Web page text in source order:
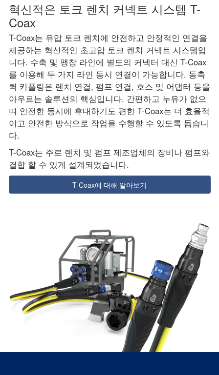
혁신적은 토크 렌치 커넥트 시스템 T-
Coax
T-Coax는 유압 토크 렌치에 안전하고 안정적인 연결을
제공하는 혁신적인 초고압 토크 렌치 커넥트 시스템입
니다. 수축 및 팽창 라인에 별도의 커넥터 대신 T-Coax
를 이용해 두 가지 라인 동시 연결이 가능합니다. 동축
퀵 카플링은 렌치 연결, 펌프 연결, 호스 및 어댑터 등을
아우르는 솔루션의 핵심입니다. 간편하고 누유가 없으
며 안전한 동시에 휴대하기도 편한 T-Coax는 더 효율적
이고 안전한 방식으로 작업을 수행할 수 있도록 돕습니
다.
T-Coax는 주로 렌치 및 펌프 제조업체의 장비나 펌프와
결합 할 수 있게 설계되었습니다.
T-Coax에 대해 알아보기